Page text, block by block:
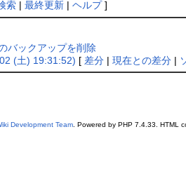
索| 最終更新| ヘルプ]
バックアップを削除
(土) 19:31:52) [ 差分| 現在との差分|
Development Team. Powered by PHP 7.4.33. HTML